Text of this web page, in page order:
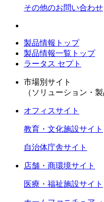
その他のお問い合わせ
製品情報トップ
製品情報一覧トップ
ラータス セプト
市場別サイト
（ソリューション・製
オフィスサイト
教育・文化施設サイト
自治体庁舎サイト
店舗・商環境サイト
医療・福祉施設サイト